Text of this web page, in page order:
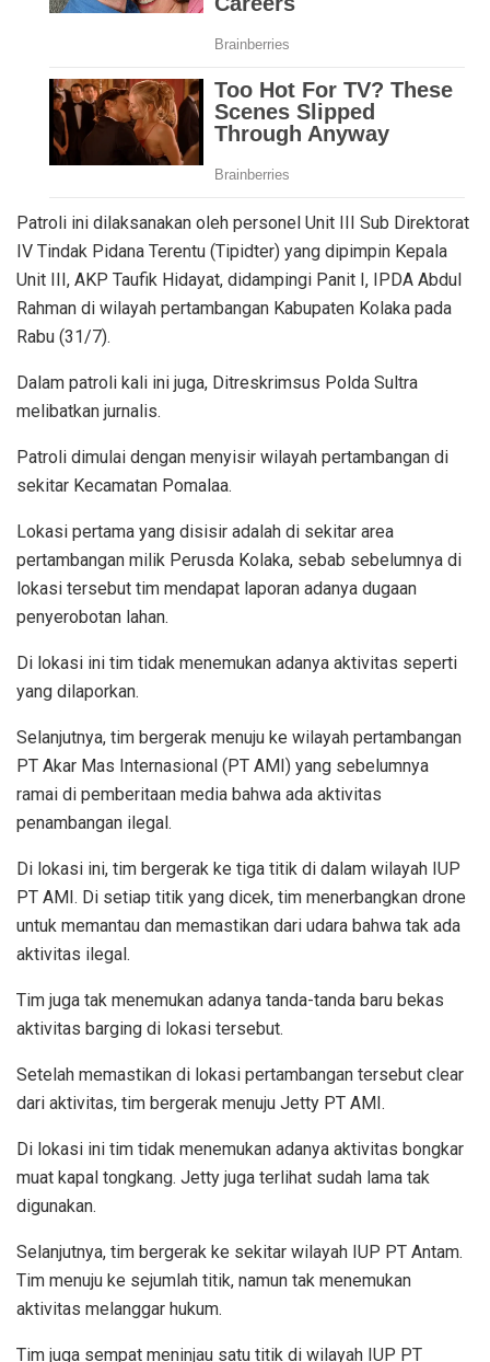
Patroli ini dilaksanakan oleh personel Unit III Sub Direktorat
IV Tindak Pidana Terentu (Tipidter) yang dipimpin Kepala
Unit III, AKP Taufik Hidayat, didampingi Panit I, IPDA Abdul
Rahman di wilayah pertambangan Kabupaten Kolaka pada
Rabu (31/7).
Dalam patroli kali ini juga, Ditreskrimsus Polda Sultra
melibatkan jurnalis.
Patroli dimulai dengan menyisir wilayah pertambangan di
sekitar Kecamatan Pomalaa.
Lokasi pertama yang disisir adalah di sekitar area
pertambangan milik Perusda Kolaka, sebab sebelumnya di
lokasi tersebut tim mendapat laporan adanya dugaan
penyerobotan lahan.
Di lokasi ini tim tidak menemukan adanya aktivitas seperti
yang dilaporkan.
Selanjutnya, tim bergerak menuju ke wilayah pertambangan
PT Akar Mas Internasional (PT AMI) yang sebelumnya
ramai di pemberitaan media bahwa ada aktivitas
penambangan ilegal.
Di lokasi ini, tim bergerak ke tiga titik di dalam wilayah IUP
PT AMI. Di setiap titik yang dicek, tim menerbangkan drone
untuk memantau dan memastikan dari udara bahwa tak ada
aktivitas ilegal.
Tim juga tak menemukan adanya tanda-tanda baru bekas
aktivitas barging di lokasi tersebut.
Setelah memastikan di lokasi pertambangan tersebut clear
dari aktivitas, tim bergerak menuju Jetty PT AMI.
Di lokasi ini tim tidak menemukan adanya aktivitas bongkar
muat kapal tongkang. Jetty juga terlihat sudah lama tak
digunakan.
Selanjutnya, tim bergerak ke sekitar wilayah IUP PT Antam.
Tim menuju ke sejumlah titik, namun tak menemukan
aktivitas melanggar hukum.
Tim juga sempat meninjau satu titik di wilayah IUP PT